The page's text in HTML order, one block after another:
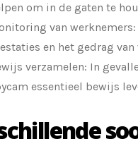
om in de gaten te
van
en het gedrag
verzamelen: In
essentieel bewijs